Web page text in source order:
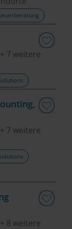
+ 7 weitere
+ 7 weitere
+ 8 weitere